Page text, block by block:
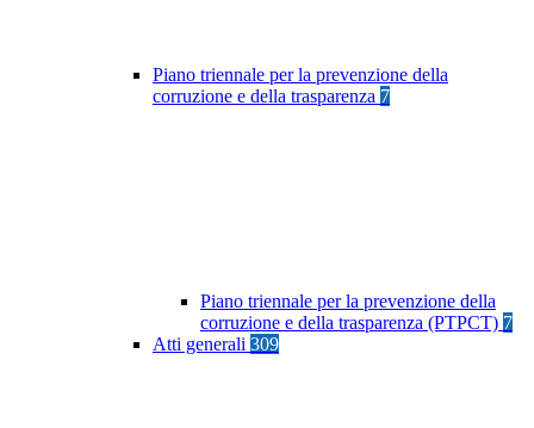
Piano triennale per la prevenzione della
corruzione e della trasparenza 7
Piano triennale per la prevenzione della
corruzione e della trasparenza (PTPCT) 7
Atti generali 309